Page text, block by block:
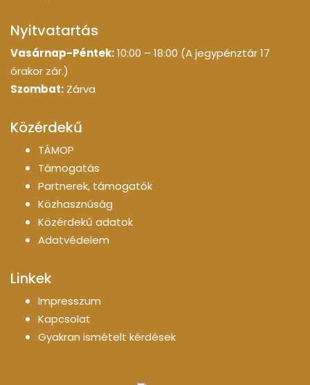
Nyitvatartás
Vasárnap-Péntek:10:00 – 18:00 (A jegypénztár 17
órakor zár.)
Szombat: Zárva
Közérdekű
TÁMOP
Támogatás
Partnerek, támogatók
Közhasznúság
Közérdekű adatok
Adatvédelem
Linkek
Impresszum
Kapcsolat
Gyakran ismételt kérdések